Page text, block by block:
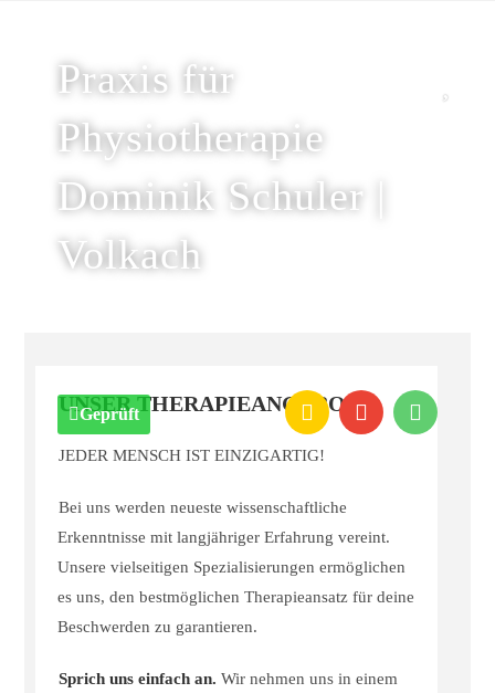
Praxis für
Physiotherapie
Dominik Schuler |
Volkach
Geprüft
UNSER THERAPIEANGEBOT
JEDER MENSCH IST EINZIGARTIG!
Bei uns werden neueste wissenschaftliche
Erkenntnisse mit langjähriger Erfahrung vereint.
Unsere vielseitigen Spezialisierungen ermöglichen
es uns, den bestmöglichen Therapieansatz für deine
Beschwerden zu garantieren.
Sprich uns einfach an. Wir nehmen uns in einem